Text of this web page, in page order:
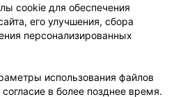
cookie для обеспечения
его улучшения, сбора
персонализированных
использования файлов
в более позднее время.